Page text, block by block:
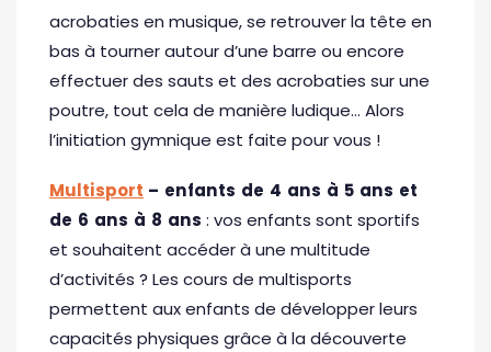
acrobaties en musique, se retrouver la tête en
bas à tourner autour d’une barre ou encore
effectuer des sauts et des acrobaties sur une
poutre, tout cela de manière ludique… Alors
l’initiation gymnique est faite pour vous !
Multisport – enfants de 4 ans à 5 ans et
de 6 ans à 8 ans : vos enfants sont sportifs
et souhaitent accéder à une multitude
d’activités ? Les cours de multisports
permettent aux enfants de développer leurs
capacités physiques grâce à la découverte